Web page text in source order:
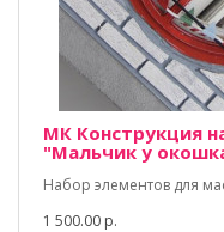
МК Конструкция
"Мальчик у
Набор элементов для
1 500.00 р.